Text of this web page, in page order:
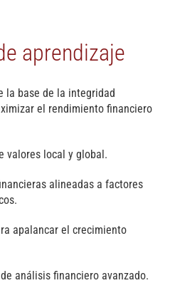
aprendizaje
la base de la integridad
el rendimiento financiero
valores local y global.
alineadas a factores
apalancar el crecimiento
análisis financiero avanzado.